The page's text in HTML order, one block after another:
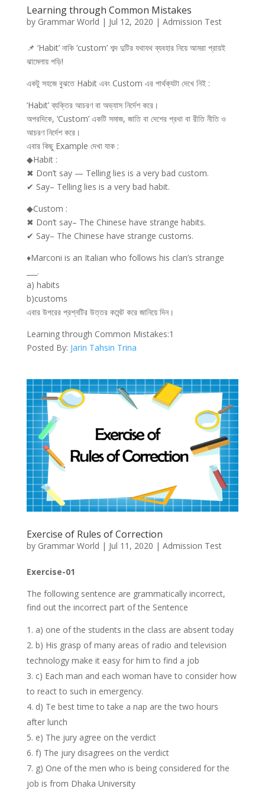
Learning through Common Mistakes
by Grammar World | Jul 12, 2020 | Admission Test
📌 ‘Habit’ নাকি ‘custom’ শব্দ দুটির যথাযথ ব্যবহার নিয়ে আমরা প্রায়ই
ঝামেলায় পড়ি!
একটু সহজে বুঝতে Habit এবং Custom এর পার্থক্যটা দেখে নিই :
‘Habit’ ব্যক্তির আচরণ বা অভ্যাস নির্দেশ করে।
অপরদিকে, ‘Custom’ একটি সমাজ, জাতি বা দেশের প্রথা বা রীতি নীতি ও
আচরণ নির্দেশ করে।
এবার কিছু Example দেখা যাক :
◆Habit :
✖ Don’t say — Telling lies is a very bad custom.
✔ Say– Telling lies is a very bad habit.
◆Custom :
✖ Don’t say– The Chinese have strange habits.
✔ Say– The Chinese have strange customs.
♦Marconi is an Italian who follows his clan’s strange
___.
a) habits
b)customs
এবার উপরের প্রশ্নটির উত্তর কমেন্ট করে জানিয়ে দিন।
Learningthrough Common Mistakes:1
Posted By: Jarin Tahsin Trina
Exercise of Rules of Correction
by Grammar World | Jul 11, 2020 | Admission Test
Exercise-01
The following sentence are grammatically incorrect,
find out the incorrect part of the Sentence
a) one of the students in the class are absent today
b) His grasp of many areas of radio and television
technology make it easy for him to find a job
c) Each man and each woman have to consider how
to react to such in emergency.
d) Te best time to take a nap are the two hours
after lunch
e) The jury agree on the verdict
f) The jury disagrees on the verdict
g) One of the men who is being considered for the
job is from Dhaka University